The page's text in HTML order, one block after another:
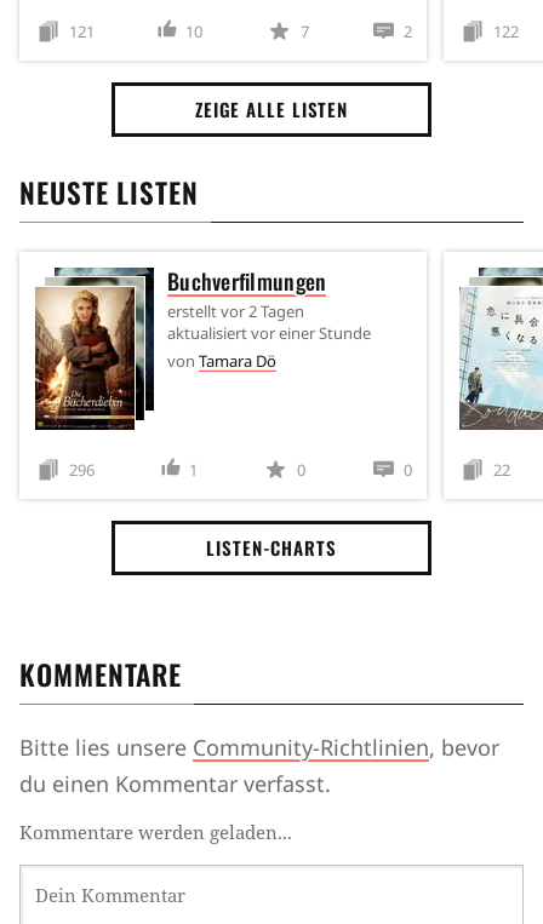
121 10 7 2 122
ZEIGE ALLE LISTEN
NEUSTE LISTEN
Buchverfilmungen
erstelltvor 2 Tagen
aktualisiertvor einer Stunde
von Tamara Dö
296 1 0 0 22
LISTEN-CHARTS
KOMMENTARE
Bitte lies unsere Community-Richtlinien, bevor
du einen Kommentar verfasst.
Kommentare werden geladen...